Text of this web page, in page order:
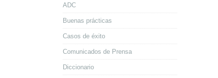
ADC
Buenas prácticas
Casos de éxito
Comunicados de Prensa
Diccionario